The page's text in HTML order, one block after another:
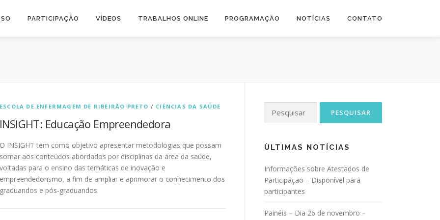
PARTICIPAÇÃO VÍDEOS TRABALHOS ONLINE PROGRAMAÇÃO NOTÍCIAS CONTATO
ESCOLA DE ENFERMAGEM DE RIBEIRÃO PRETO / CIÊNCIAS DA SAÚDE
INSIGHT: Educação Empreendedora
O INSIGHT tem como objetivo apresentar metodologias que possam
somar aos conteúdos abordados por disciplinas da área da saúde,
voltadas para o ensino das temáticas de inovação e
empreendedorismo, a fim de ampliar e aprimorar o conhecimento dos
graduandos e pós-graduandos.
por:
ÙLTIMAS NOTÍCIAS
Informações sobre Atestados de
Participação – Disponível para
participantes
Painéis – Dia 26 de novembro –